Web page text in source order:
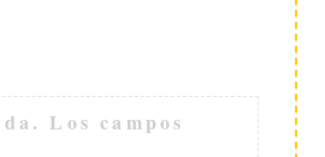
Los campos